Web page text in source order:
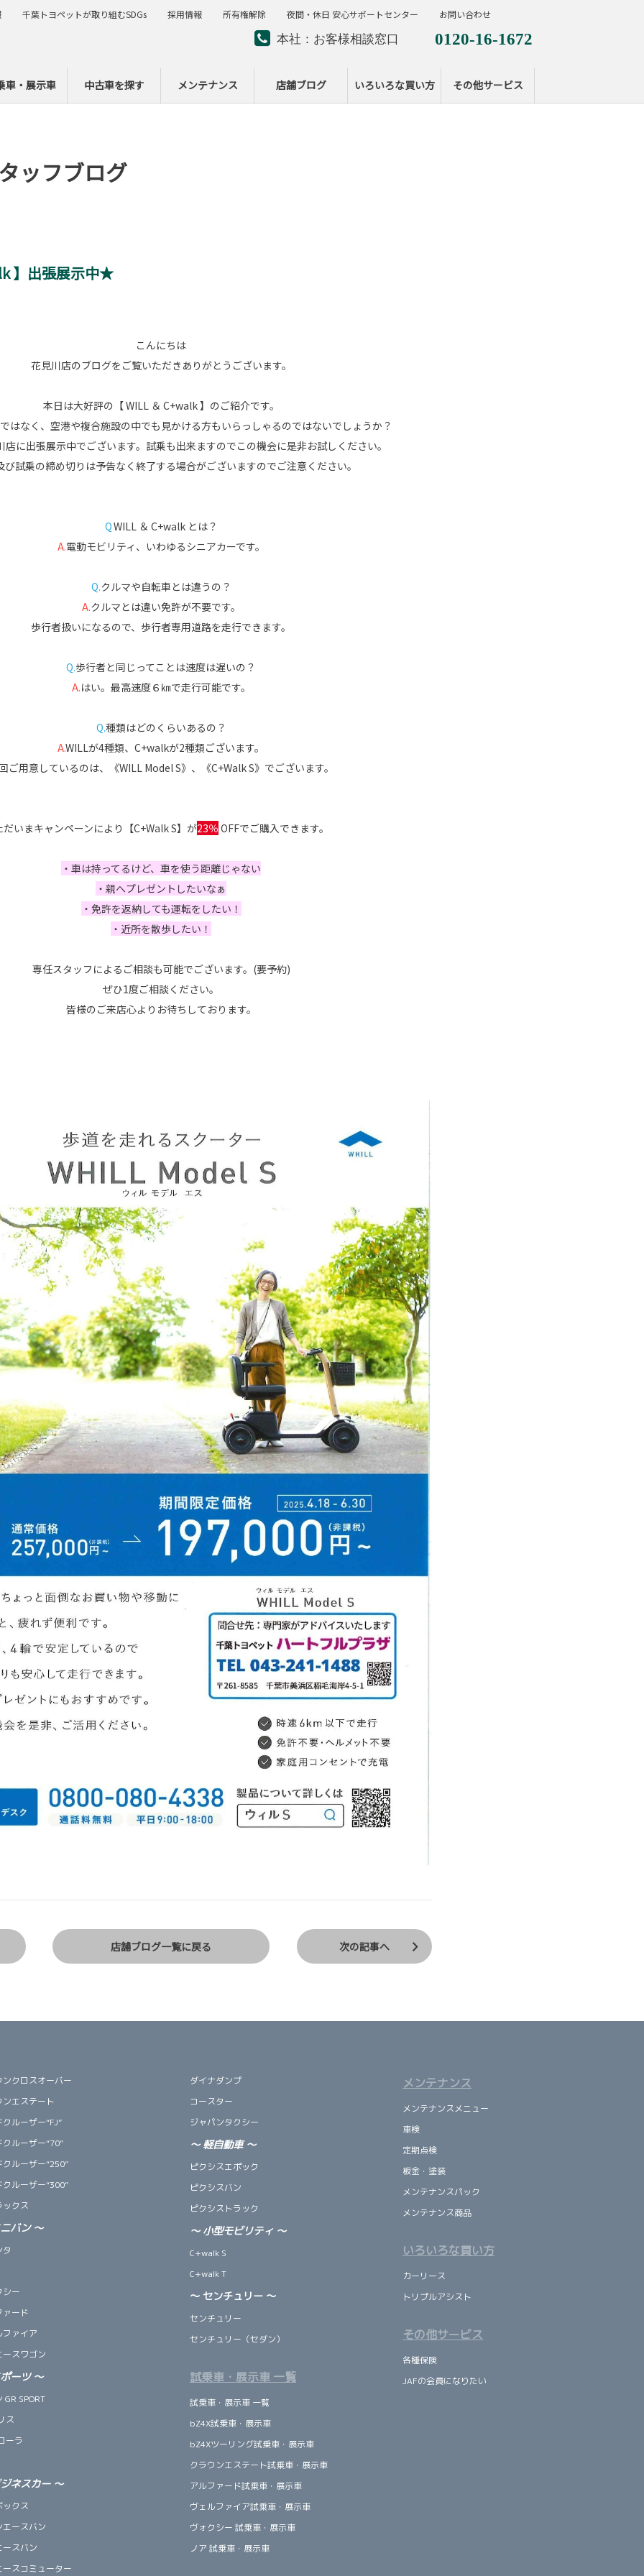
本社：お客様相談窓口 0120-16-1672
ー
車・展示車 中古車を探す メンテナンス 店舗ブログ いろいろな買い方 その他サービス
千葉トヨペットが取り組むSDGs 採用情報 所有権解除 夜間・休日 安心サポートセンター お問い合わせ
ッフブログ
】出張展示中★
こんにちは
花見川店のブログをご覧いただきありがとうございます。
本日は大好評の【 WILL ＆ C+walk 】のご紹介です。
はなく、空港や複合施設の中でも見かける方もいらっしゃるのではないでしょうか？
店に出張展示中でございます。試乗も出来ますのでこの機会に是非お試しください。
試乗の締め切りは予告なく終了する場合がございますのでご注意ください。
Q.WILL ＆ C+walk とは？
A.電動モビリティ、いわゆるシニアカーです。
Q.クルマや自転車とは違うの？
A.クルマとは違い免許が不要です。
歩行者扱いになるので、歩行者専用道路を走行できます。
Q.歩行者と同じってことは速度は遅いの？
A.はい。最高速度６㎞で走行可能です。
Q.種類はどのくらいあるの？
A.WILLが4種類、C+walkが2種類ございます。
ご用意しているのは、《WILL Model S》、《C+Walk S》でございます。
だいまキャンペーンにより【C+Walk S】が23％ OFFでご購入できます。
・車は持ってるけど、車を使う距離じゃない
・親へプレゼントしたいなぁ
・免許を返納しても運転をしたい！
・近所を散歩したい！
専任スタッフによるご相談も可能でございます。(要予約)
ぜひ1度ご相談ください。
皆様のご来店心よりお待ちしております。
店舗ブログ一覧に戻る 次の記事へ
ンクロスオーバー
ンエステート
ルーザー“FJ”
ルーザー“70”
クルーザー“250”
クルーザー“300”
ックス
バン ～
シー
ァード
ファイア
ースワゴン
ーツ ～
GR SPORT
ス
ーラ
ネスカー ～
ックス
エースバン
ースバン
ースコミューター
ダイナダンプ
コースター
ジャパンタクシー
～ 軽自動車～
ピクシスエポック
ピクシスバン
ピクシストラック
～ 小型モビリティ ～
C+walk S
C+walk T
～ センチュリー ～
センチュリー
センチュリー（セダン）
試乗車・展示車 一覧
試乗車・展示車 一覧
bZ4X試乗車・展示車
bZ4Xツーリング試乗車・展示車
クラウンエステート試乗車・展示車
アルファード試乗車・展示車
ヴェルファイア試乗車・展示車
ヴォクシー 試乗車・展示車
ノア 試乗車・展示車
メンテナンス
メンテナンスメニュー
車検
定期点検
板金・塗装
メンテナンスパック
メンテナンス商品
いろいろな買い方
カーリース
トリプルアシスト
その他サービス
各種保険
JAFの会員になりたい